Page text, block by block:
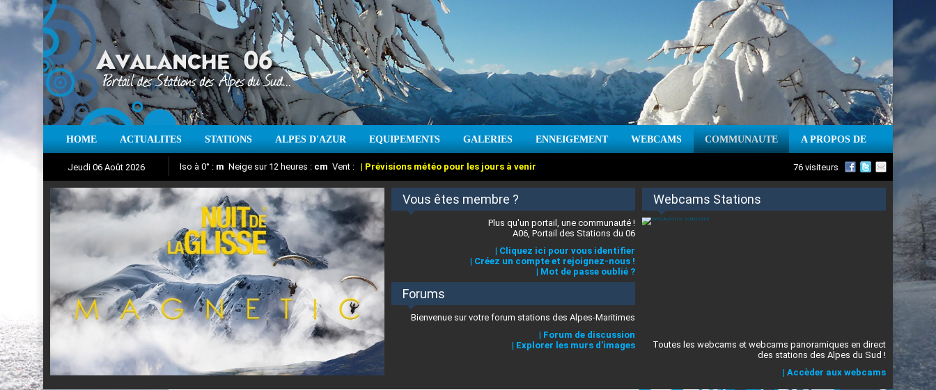
HOME ACTUALITES STATIONS ALPES D'AZUR EQUIPEMENTS GALERIES ENNEIGEMENT WEBCAMS COMMUNAUTE A PROPOS DE
Jeudi 06 Août 2026
Aujourd'hui : T° Min : °C T° Max :°C Prévisions météo pour les jours à venir
Iso à 0° : m Neige sur 12 heures : cm Vent : | Prévisions météo pour les jours à venir
Suivez en direct l'actualité des stations des Alpes-Maritimes
76 visiteurs
Nuit de la Glisse 2018 Vous êtes membre ?
Plus qu'un portail, une communauté !
A06, Portail des Stations du 06
| Cliquez ici pour vous identifier
| Créez un compte et rejoignez-nous !
| Mot de passe oublié ?
Forums
Bienvenue sur votre forum stations des Alpes-Maritimes
| Forum de discussion
| Explorer les murs d'images
Webcams Stations
Toutes les webcams et webcams panoramiques en direct
des stations des Alpes du Sud !
| Accèder aux webcams